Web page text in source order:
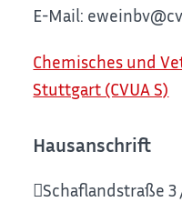
E-Mail:
Chemisches und
Stuttgart (CVUA S)
Hausanschrift
Schaflandstraße 3